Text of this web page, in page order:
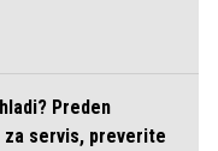
Preden
za servis, preverite